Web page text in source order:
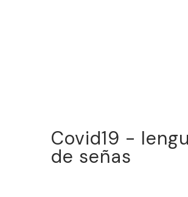
Covid19 -
de señas